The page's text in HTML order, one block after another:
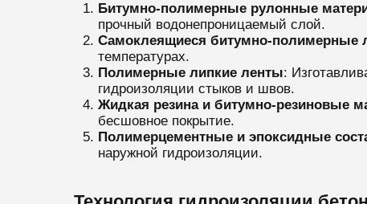
Битумно-полимерные рулонные
прочный водонепроницаемый слой.
Самоклеящиеся битумно-полимерные
температурах.
Полимерные липкие ленты:
гидроизоляции стыков и швов.
Жидкая резина и битумно-резиновые
бесшовное покрытие.
Полимерцементные и эпоксидные
наружной гидроизоляции.